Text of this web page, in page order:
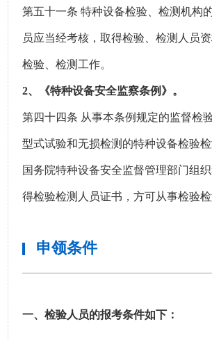
第五十一条 特种设备检验、检测机构
员应当经考核，取得检验、检测人员
检验、检测工作。
2、 《特种设备安全监察条例》 。
第四十四条 从事本条例规定的监督检
型式试验和无损检测的特种设备检验
国务院特种设备安全监督管理部门组
得检验检测人员证书，方可从事检验检
申领条件
一、检验人员的报考条件如下：